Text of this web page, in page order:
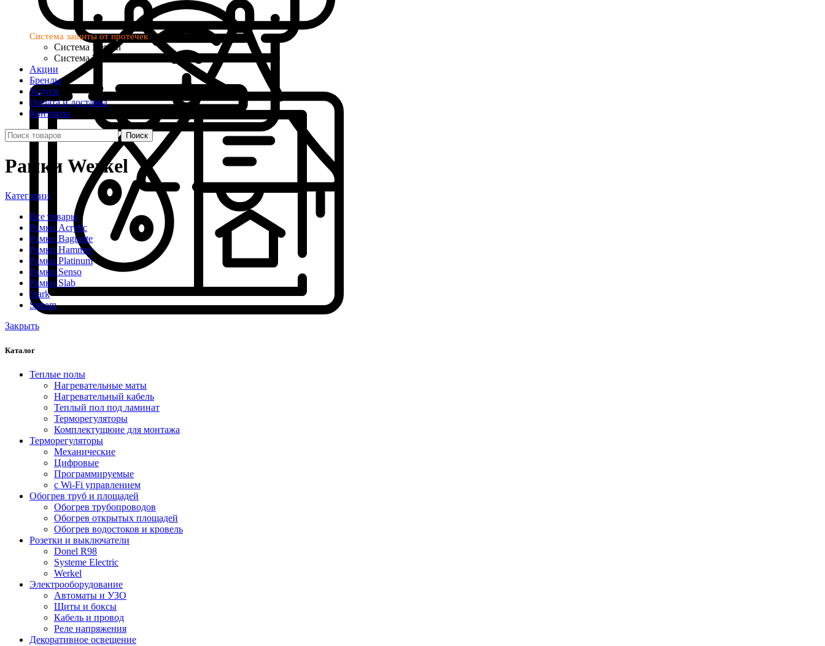
Система защиты от протечек
Система Neptun
Система Welrok Base
Акции
Бренды
Услуги
Оплата и доставка
Контакты
Поиск
Рамки Werkel
Категории
Все товары
Рамки Acrylic
Рамки Baguette
Рамки Hammer
Рамки Platinum
Рамки Senso
Рамки Slab
Stark
Stream
Закрыть
Каталог
Теплые полы
Нагревательные маты
Нагревательный кабель
Теплый пол под ламинат
Терморегуляторы
Комплектущюие для монтажа
Терморегуляторы
Механические
Цифровые
Программируемые
с Wi-Fi управлением
Обогрев труб и площадей
Обогрев трубопроводов
Обогрев открытых площадей
Обогрев водостоков и кровель
Розетки и выключатели
Donel R98
Systeme Electric
Werkel
Электрооборудование
Автоматы и УЗО
Щиты и боксы
Кабель и провод
Реле напряжения
Декоративное освещение